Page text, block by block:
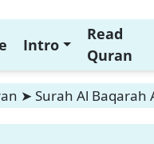
Intro
Read
Quran
➤ Surah Al Baqarah